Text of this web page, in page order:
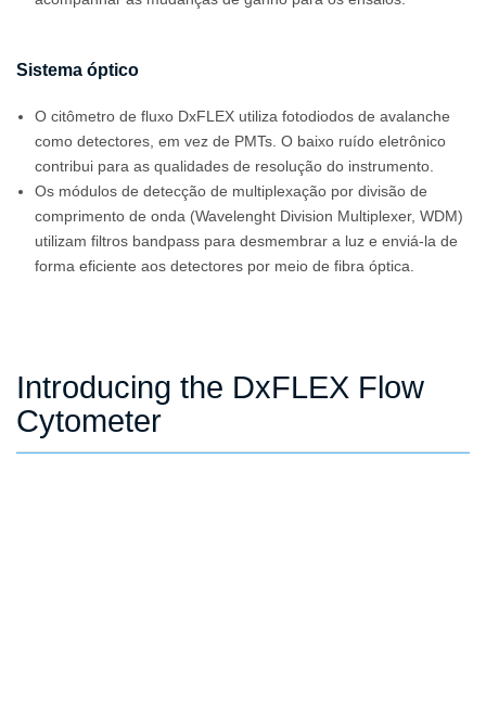
Sistema óptico
O citômetro de fluxo DxFLEX utiliza fotodiodos de avalanche
como detectores, em vez de PMTs. O baixo ruído eletrônico
contribui para as qualidades de resolução do instrumento.
Os módulos de detecção de multiplexação por divisão de
comprimento de onda (Wavelenght Division Multiplexer, WDM)
utilizam filtros bandpass para desmembrar a luz e enviá-la de
forma eficiente aos detectores por meio de fibra óptica.
Introducing the DxFLEX Flow
Cytometer